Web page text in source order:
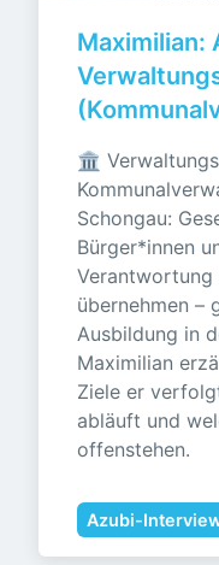
Maximilian:
🏛️
Schongau:
Bürger*innen
übernehmen –
Ausbildung in
Maximilian
Ziele er
abläuft und
offenstehen.
Azubi-